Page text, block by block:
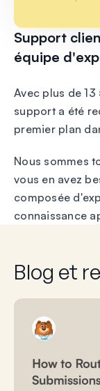
Support
équipe
Avec plus de
support a été
premier plan
Nous sommes
vous en avez
composée
connaissance
Blog et